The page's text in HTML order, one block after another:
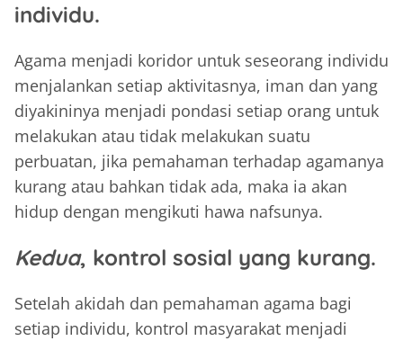
individu.
Agama menjadi koridor untuk seseorang individu
menjalankan setiap aktivitasnya, iman dan yang
diyakininya menjadi pondasi setiap orang untuk
melakukan atau tidak melakukan suatu
perbuatan, jika pemahaman terhadap agamanya
kurang atau bahkan tidak ada, maka ia akan
hidup dengan mengikuti hawa nafsunya.
Kedua, kontrol sosial yang kurang.
Setelah akidah dan pemahaman agama bagi
setiap individu, kontrol masyarakat menjadi